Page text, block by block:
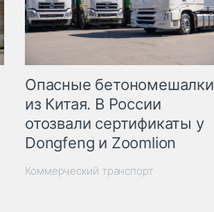
Опасные бетономешалки
из Китая. В России
отозвали сертификаты у
Dongfeng и Zoomlion
Коммерческий транспорт